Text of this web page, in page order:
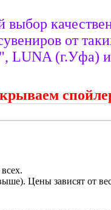
выбор
от
LUNA (г.Уфа) и
Цены зависят от